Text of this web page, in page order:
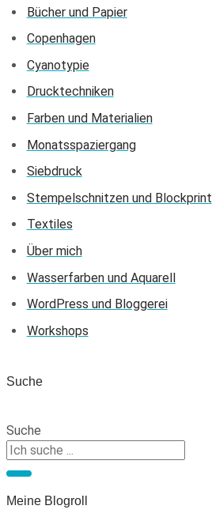
Bücher und Papier
Copenhagen
Cyanotypie
Drucktechniken
Farben und Materialien
Monatsspaziergang
Siebdruck
Stempelschnitzen und Blockprint
Textiles
Über mich
Wasserfarben und Aquarell
WordPress und Bloggerei
Workshops
Suche
Suche
Meine Blogroll